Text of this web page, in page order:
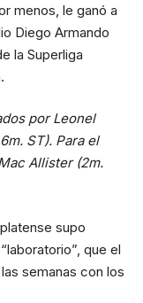
menos, le ganó a
Diego Armando
la Superliga
por Leonel
ST). Para el
Allister (2m.
supo
que el
semanas con los